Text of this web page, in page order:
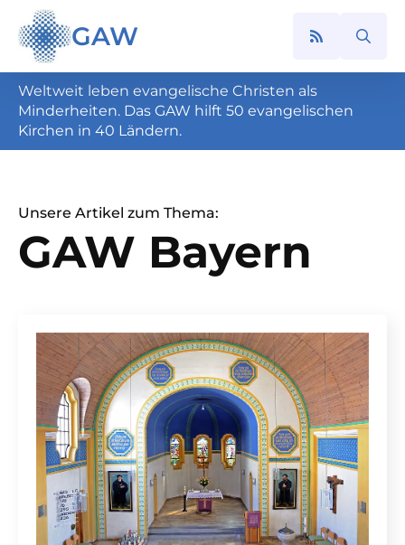
GAW
Search
Weltweit leben evangelische Christen als
Minderheiten. Das GAW hilft 50 evangelischen
Kirchen in 40 Ländern.
Unsere Artikel zum Thema:
GAW Bayern